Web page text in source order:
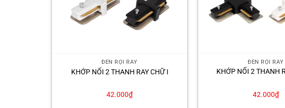
ĐÈN RỌI RAY
KHỚP NỐI 2 THANH RAY CHỮ I
42.000₫
ĐÈN RỌI RAY
KHỚP NỐI 2 THANH
42.000₫